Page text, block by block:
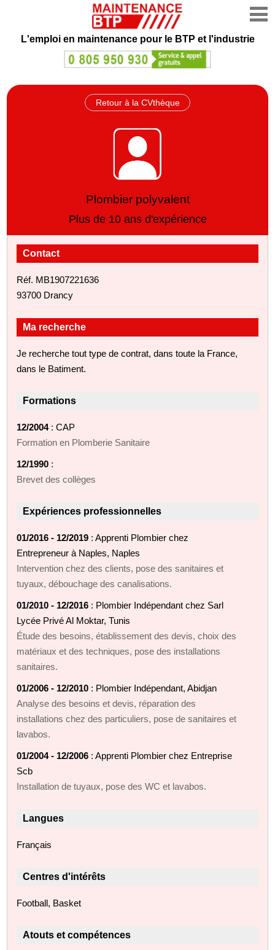
L'emploi en maintenance pour le BTP et l'industrie
Retour à la CVthèque
Plombier polyvalent
Plus de 10 ans d'expérience
Contact
Réf. MB1907221636
93700 Drancy
Ma recherche
Je recherche tout type de contrat, dans toute la France,
dans le Batiment.
Formations
12/2004: CAP
Formation en Plomberie Sanitaire
12/1990 :
Brevet des collèges
Expériences professionnelles
01/2016 - 12/2019 : Apprenti Plombier chez
Entrepreneur à Naples, Naples
Intervention chez des clients, pose des sanitaires et
tuyaux, débouchage des canalisations.
01/2010 - 12/2016 : Plombier Indépendant chez Sarl
Lycée Privé Al Moktar, Tunis
Étude des besoins, établissement des devis, choix des
matériaux et des techniques, pose des installations
sanitaires.
01/2006 - 12/2010 : Plombier Indépendant, Abidjan
Analyse des besoins et devis, réparation des
installations chez des particuliers, pose de sanitaires et
lavabos.
01/2004 - 12/2006 : Apprenti Plombier chez Entreprise
Scb
Installation de tuyaux, pose des WC et lavabos.
Langues
Français
Centres d'intérêts
Football, Basket
Atouts et compétences